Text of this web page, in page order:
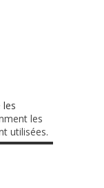
les
les
utilisées.